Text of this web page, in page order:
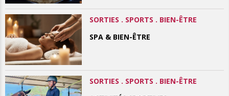
SORTIES . SPORTS . BIEN-ÊTRE
SPA & BIEN-ÊTRE
SORTIES . SPORTS . BIEN-ÊTRE